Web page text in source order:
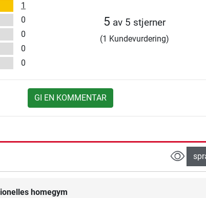
1
0
0
0
0
5 av 5 stjerner
(1 Kundevurdering)
GI EN KOMMENTAR
homegym